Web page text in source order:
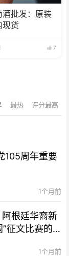
酒批发：原装
现货
7
最热 评分最高
105周年重要
1个月前
根廷华裔新
征文比赛的
1个月前